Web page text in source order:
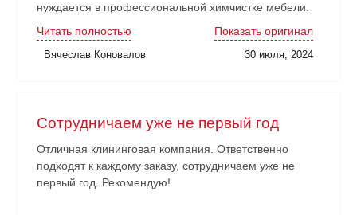
нуждается в профессиональной химчистке мебели.
Читать полностью
Показать оригинал
Вячеслав Коновалов 30 июля, 2024
Сотрудничаем уже не первый год
Отличная клининговая компания. Ответственно
подходят к каждому заказу, сотрудничаем уже не
первый год. Рекомендую!